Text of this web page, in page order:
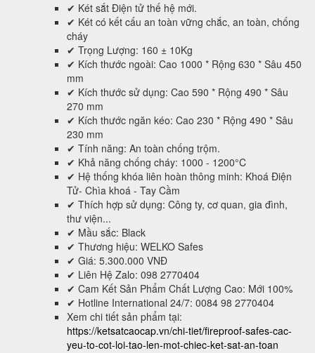
✔ Két sắt Điện tử thế hệ mới.
✔ Két có kết cấu an toàn vững chắc, an toàn, chống
cháy
✔ Trọng Lượng: 160 ± 10Kg
✔ Kích thước ngoài: Cao 1000 * Rộng 630 * Sâu 450
mm
✔ Kích thước sử dụng: Cao 590 * Rộng 490 * Sâu
270 mm
✔ Kích thước ngăn kéo: Cao 230 * Rộng 490 * Sâu
230 mm
✔ Tính năng: An toàn chống trộm.
✔ Khả năng chống cháy: 1000 - 1200°C
✔ Hệ thống khóa liên hoàn thông minh: Khoá Điện
Tử- Chìa khoá - Tay Cầm
✔ Thích hợp sử dụng: Công ty, cơ quan, gia đình,
thư viện...
✔ Mầu sắc: Black
✔ Thương hiệu: WELKO Safes
✔ Giá: 5.300.000 VNĐ
✔ Liên Hệ Zalo: 098 2770404
✔ Cam Kết Sản Phẩm Chất Lượng Cao: Mới 100%
✔ Hotline International 24/7: 0084 98 2770404
Xem chi tiết sản phẩm tại:
https://ketsatcaocap.vn/chi-tiet/fireproof-safes-cac-
yeu-to-cot-loi-tao-len-mot-chiec-ket-sat-an-toan